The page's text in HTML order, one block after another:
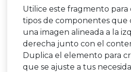
Utilice este fragmento para
tipos de componentes que
una imagen alineada a la
derecha junto con el
Duplica el elemento para
que se ajuste a tus